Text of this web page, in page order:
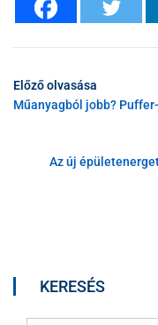
Előző olvasása
Műanyagból jobb?
Az új
KERESÉS